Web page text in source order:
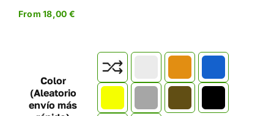
From 18,00 €
Color
(Aleatorio
envío más